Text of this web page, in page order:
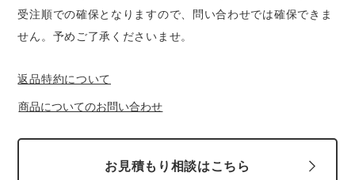
受注順での確保となりますので、問い合わせでは確保できま
せん。予めご了承くださいませ。
返品特約について
商品についてのお問い合わせ
お見積もり相談はこちら